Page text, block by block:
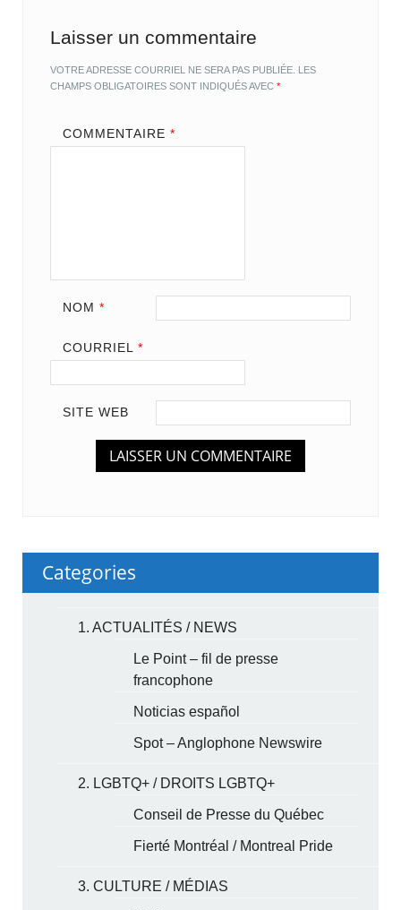
Laisser un commentaire
VOTRE ADRESSE COURRIEL NE SERA PAS PUBLIÉE. LES
CHAMPS OBLIGATOIRES SONT INDIQUÉS AVEC*
COMMENTAIRE *
NOM *
COURRIEL *
SITE WEB
Categories
1. ACTUALITÉS / NEWS
Le Point – fil de presse
francophone
Noticias español
Spot – Anglophone Newswire
2. LGBTQ+ / DROITS LGBTQ+
Conseil de Presse du Québec
Fierté Montréal / Montreal Pride
3. CULTURE / MÉDIAS